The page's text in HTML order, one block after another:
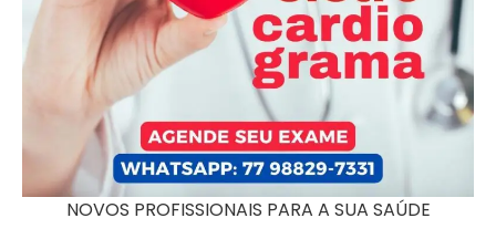
NOVOS PROFISSIONAIS PARA A SUA SAÚDE